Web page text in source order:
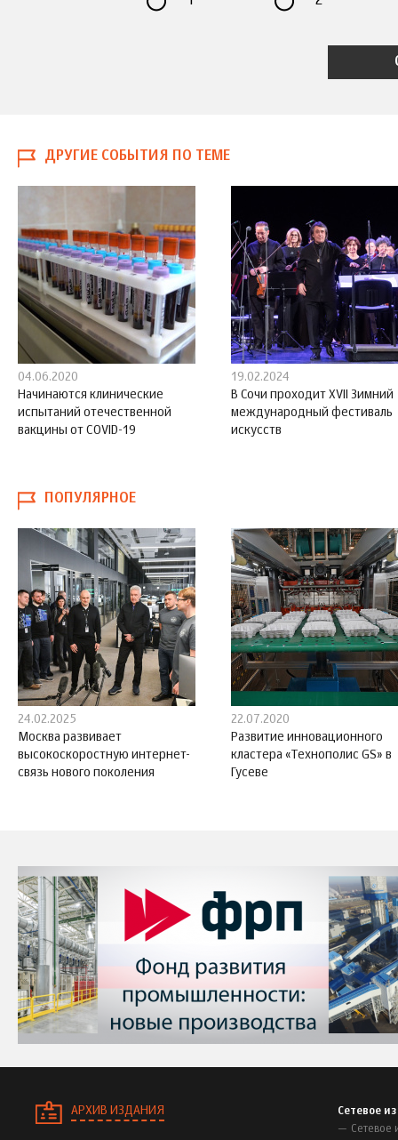
ДРУГИЕ СОБЫТИЯ ПО ТЕМЕ
04.06.2020
Начинаются клинические
испытаний отечественной
вакцины от COVID-19
19.02.2024
В Сочи проходит XVII Зимний
международный фестиваль
искусств
ПОПУЛЯРНОЕ
24.02.2025
Москва развивает
высокоскоростную интернет-
связь нового поколения
22.07.2020
Развитие инновационного
кластера «Технополис GS» в
Гусеве
АРХИВ ИЗДАНИЯ
Сетевое
Сетевое